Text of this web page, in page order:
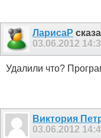
ЛарисаР
03.06.2012
Удалили что?
Виктория
03.06.2012